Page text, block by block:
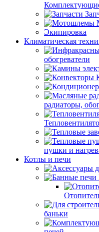
Экипировка
Климатическая
обогреватели
радиаторы,
пушки и
Котлы и печи
баньки